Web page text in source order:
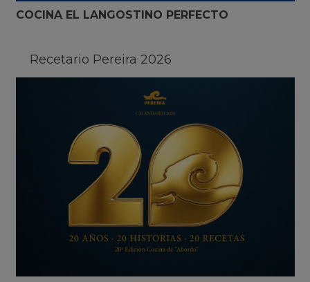
COCINA EL LANGOSTINO PERFECTO
Recetario Pereira 2026